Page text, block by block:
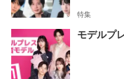
特集
モデルプ